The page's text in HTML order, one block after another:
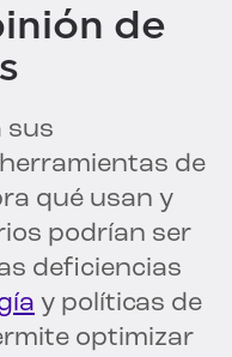
de
sus
de
qué usan y
podrían ser
deficiencias
y políticas de
optimizar